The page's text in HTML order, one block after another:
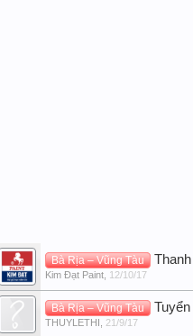
Bà Rịa – Vũng Tàu
Kim Đạt Paint, 12/10/17
Bà Rịa – Vũng Tàu
THUYLETHI , 21/9/17